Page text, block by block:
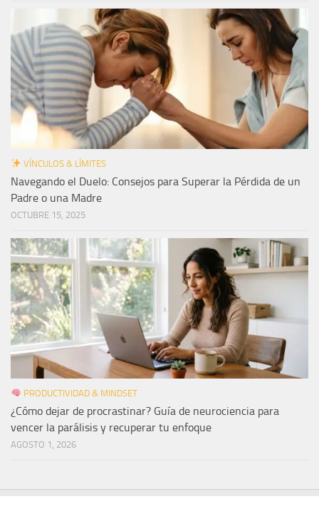
VÍNCULOS & LÍMITES
Navegando el Duelo: Consejos para Superar la Pérdida de un
Padre o una Madre
OCTUBRE 15, 2025
PRODUCTIVIDAD & MINDSET
¿Cómo dejar de procrastinar? Guía de neurociencia para
vencer la parálisis y recuperar tu enfoque
AGOSTO 1, 2026